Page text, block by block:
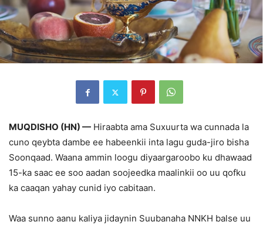
MUQDISHO (HN) — Hiraabta ama Suxuurta wa cunnada la
cuno qeybta dambe ee habeenkii inta lagu guda-jiro bisha
Soonqaad. Waana ammin loogu diyaargaroobo ku dhawaad
15-ka saac ee soo aadan soojeedka maalinkii oo uu qofku
ka caaqan yahay cunid iyo cabitaan.
Waa sunno aanu kaliya jidaynin Suubanaha NNKH balse uu